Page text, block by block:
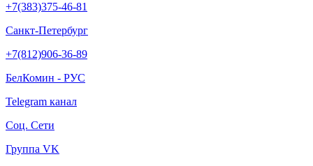
+7(383)375-46-81
Санкт-Петербург
+7(812)906-36-89
БелКомин - РУС
Telegram канал
Соц. Сети
Группа VK